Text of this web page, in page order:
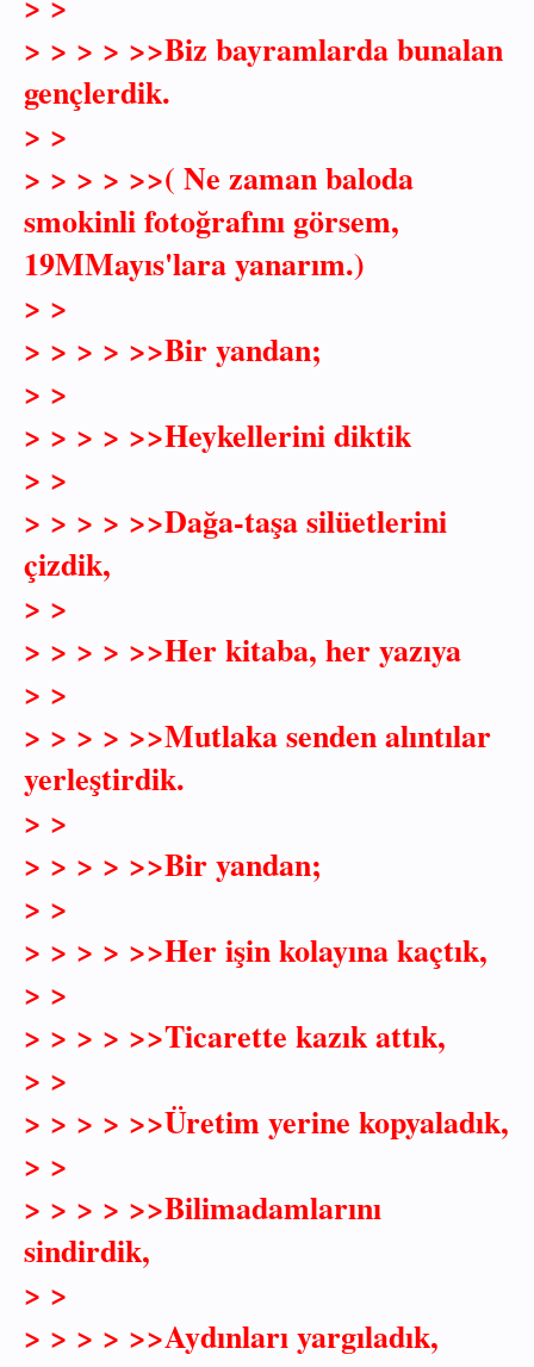
> > > > >>Biz bayramlarda bunalan
gençlerdik.
> >
> > > > >>( Ne zaman baloda
smokinli fotoğrafını görsem,
19MMayıs'lara yanarım.)
> >
> > > > >>Bir yandan;
> >
> > > > >>Heykellerini diktik
> >
> > > > >>Dağa-taşa silüetlerini
çizdik,
> >
> > > > >>Her kitaba, her yazıya
> >
> > > > >>Mutlaka senden alıntılar
yerleştirdik.
> >
> > > > >>Bir yandan;
> >
> > > > >>Her işin kolayına kaçtık,
> >
> > > > >>Ticarette kazık attık,
> >
> > > > >>Üretim yerine kopyaladık,
> >
> > > > >>Bilimadamlarını
sindirdik,
> >
> > > > >>Aydınları yargıladık,